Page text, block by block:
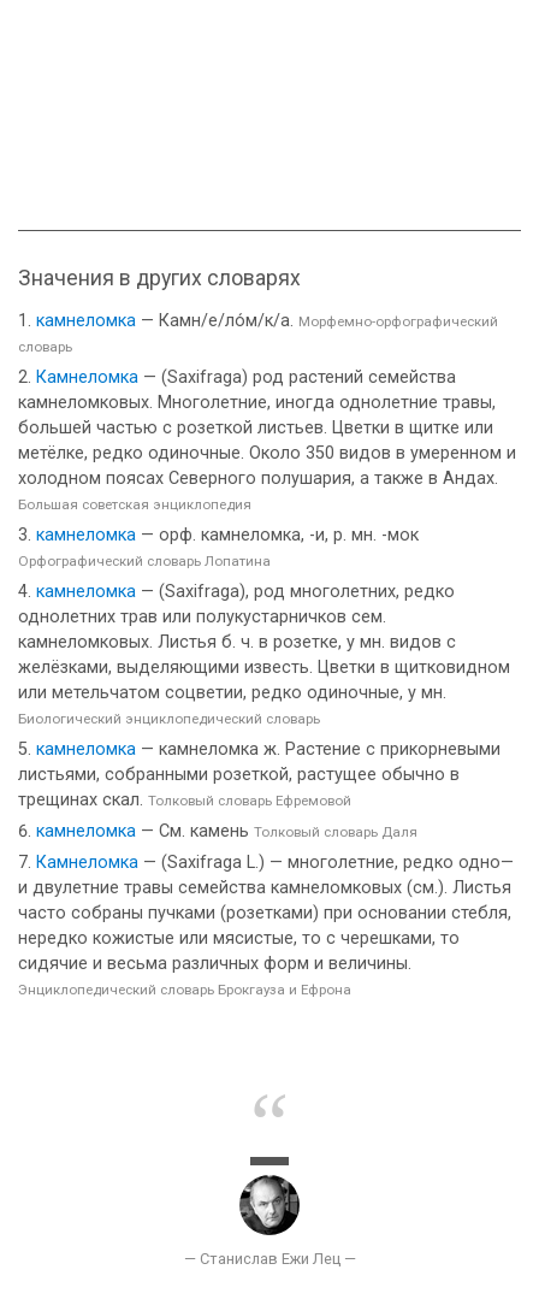
Значения в других словарях
камнеломка — Камн/е/ло́м/к/а. Морфемно-орфографический
словарь
Камнеломка — (Saxifraga) род растений семейства
камнеломковых. Многолетние, иногда однолетние травы,
большей частью с розеткой листьев. Цветки в щитке или
метёлке, редко одиночные. Около 350 видов в умеренном и
холодном поясах Северного полушария, а также в Андах.
Большая советская энциклопедия
камнеломка — орф. камнеломка, -и, р. мн. -мок
Орфографический словарь Лопатина
камнеломка — (Saxifraga), род многолетних, редко
однолетних трав или полукустарничков сем.
камнеломковых. Листья б. ч. в розетке, у мн. видов с
желёзками, выделяющими известь. Цветки в щитковидном
или метельчатом соцветии, редко одиночные, у мн.
Биологический энциклопедический словарь
камнеломка — камнеломка ж. Растение с прикорневыми
листьями, собранными розеткой, растущее обычно в
трещинах скал. Толковый словарь Ефремовой
камнеломка — См. камень Толковый словарь Даля
Камнеломка — (Saxifraga L.) — многолетние, редко одно—
и двулетние травы семейства камнеломковых (см.). Листья
часто собраны пучками (розетками) при основании стебля,
нередко кожистые или мясистые, то с черешками, то
сидячие и весьма различных форм и величины.
Энциклопедический словарь Брокгауза и Ефрона